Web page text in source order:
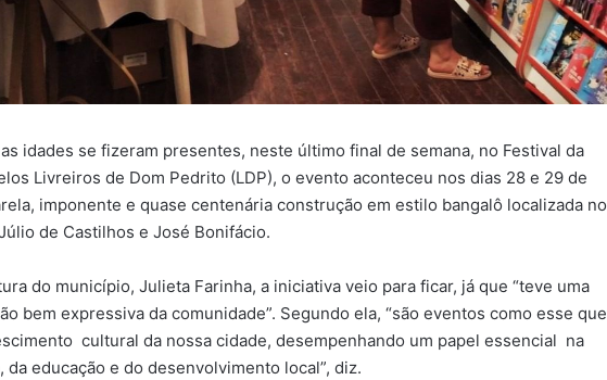
idades se fizeram presentes, neste último final de semana, no Festival da
Livreiros de Dom Pedrito (LDP), o evento aconteceu nos dias 28 e 29 de
imponente e quase centenária construção em estilo bangalô localizada no
de Castilhos e José Bonifácio.
do município, Julieta Farinha, a iniciativa veio para ficar, já que “teve uma
bem expressiva da comunidade”. Segundo ela, “são eventos como esse que
cultural da nossa cidade, desempenhando um papel essencial na
educação e do desenvolvimento local”, diz.